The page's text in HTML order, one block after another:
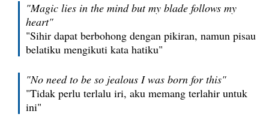
"Magic lies in the mind but my blade follows my
heart"
"Sihir dapat berbohong dengan pikiran, namun pisau
belatiku mengikuti kata hatiku"
"No need to be so jealous I was born for this"
"Tidak perlu terlalu iri, aku memang terlahir untuk
ini"